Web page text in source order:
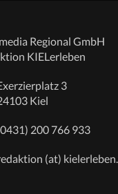
Regional GmbH
KIELerleben
3
Kiel
200 766 933
(at)